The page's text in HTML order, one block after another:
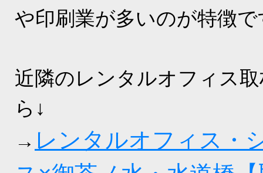
や印刷業が多いのが特徴で
近隣のレンタルオフィス
ら↓
→ レンタルオフィス・